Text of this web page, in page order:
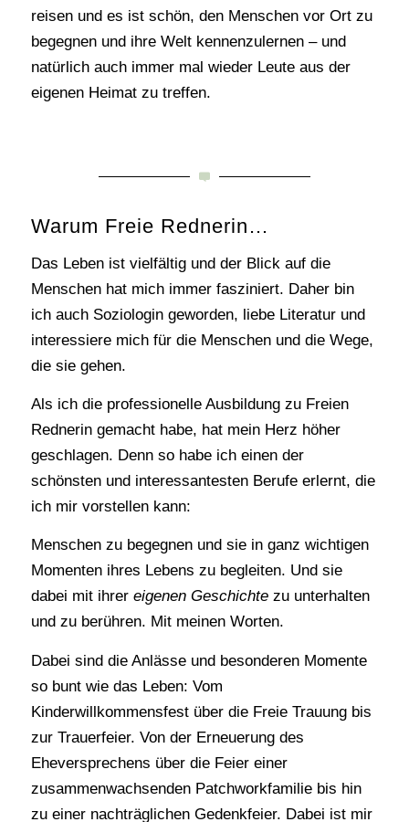
reisen und es ist schön, den Menschen vor Ort zu
begegnen und ihre Welt kennenzulernen – und
natürlich auch immer mal wieder Leute aus der
eigenen Heimat zu treffen.
Warum Freie Rednerin…
Das Leben ist vielfältig und der Blick auf die
Menschen hat mich immer fasziniert. Daher bin
ich auch Soziologin geworden, liebe Literatur und
interessiere mich für die Menschen und die Wege,
die sie gehen.
Als ich die professionelle Ausbildung zu Freien
Rednerin gemacht habe, hat mein Herz höher
geschlagen. Denn so habe ich einen der
schönsten und interessantesten Berufe erlernt, die
ich mir vorstellen kann:
Menschen zu begegnen und sie in ganz wichtigen
Momenten ihres Lebens zu begleiten. Und sie
dabei mit ihrer eigenen Geschichtezu unterhalten
und zu berühren. Mit meinen Worten.
Dabei sind die Anlässe und besonderen Momente
so bunt wie das Leben: Vom
Kinderwillkommensfest über die Freie Trauung bis
zur Trauerfeier. Von der Erneuerung des
Eheversprechens über die Feier einer
zusammenwachsenden Patchworkfamilie bis hin
zu einer nachträglichen Gedenkfeier. Dabei ist mir